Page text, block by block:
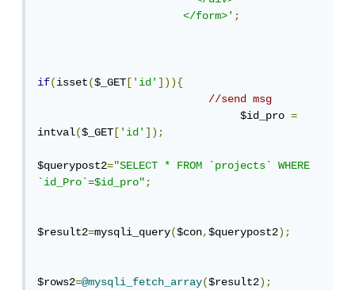
                       </form>'
;
if(isset($_GET ['id'])){
//send msg
                           	$id_pro
=
intval($_GET ['id']);
$querypost2="SELECT * FROM `projects` WHERE
`id_Pro`=$id_pro";
$result2=mysqli_query($con,$querypost2);
$rows2=@mysqli_fetch_array($result2);